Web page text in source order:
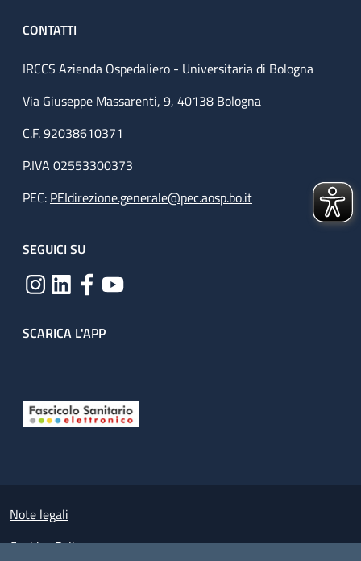
CONTATTI
IRCCS Azienda Ospedaliero - Universitaria di Bologna
Via Giuseppe Massarenti, 9, 40138 Bologna
C.F. 92038610371
P.IVA 02553300373
PEC: PEIdirezione.generale@pec.aosp.bo.it
SEGUICI SU
SCARICA L'APP
Small prints
Note legali
Cookies Policy